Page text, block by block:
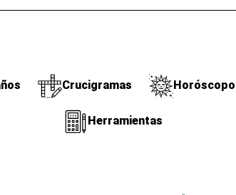
Crucigramas Horóscopo
Herramientas